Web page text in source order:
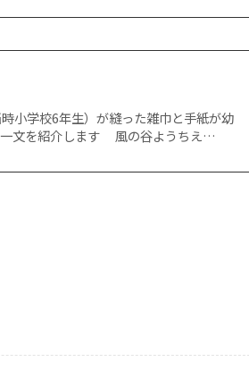
小学校6年生）が縫った雑巾と手紙が幼
一文を紹介します 風の谷ようちえ…